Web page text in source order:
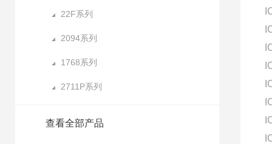
22F系列
2094系列
1768系列
2711P系列
查看全部产品